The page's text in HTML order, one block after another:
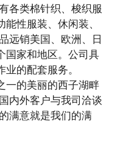
各类棉针织、梭织服
性服装、休闲装、
远销美国、欧洲、日
国家和地区。公司具
的配套服务。
一的美丽的西子湖畔
内外客户与我司洽谈
满意就是我们的满